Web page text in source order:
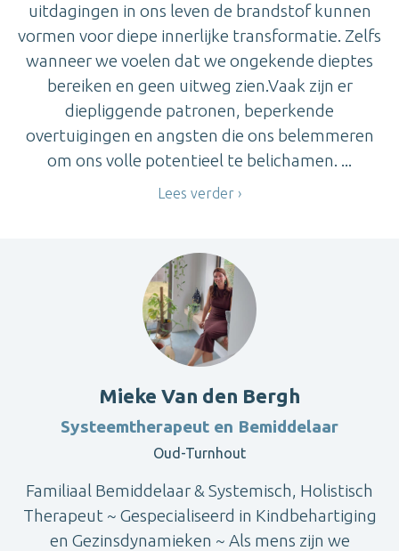
uitdagingen in ons leven de brandstof kunnen
vormen voor diepe innerlijke transformatie. Zelfs
wanneer we voelen dat we ongekende dieptes
bereiken en geen uitweg zien.Vaak zijn er
diepliggende patronen, beperkende
overtuigingen en angsten die ons belemmeren
om ons volle potentieel te belichamen. ...
Lees verder
Mieke Van den Bergh
Systeemtherapeut en Bemiddelaar
Oud-Turnhout
Familiaal Bemiddelaar & Systemisch, Holistisch
Therapeut ~ Gespecialiseerd in Kindbehartiging
en Gezinsdynamieken ~ Als mens zijn we